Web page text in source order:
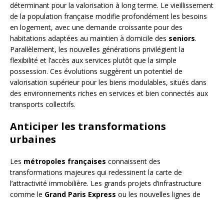
déterminant pour la valorisation à long terme. Le vieillissement
de la population française modifie profondément les besoins
en logement, avec une demande croissante pour des
habitations adaptées au maintien à domicile des seniors.
Parallèlement, les nouvelles générations privilégient la
flexibilité et l’accès aux services plutôt que la simple
possession. Ces évolutions suggèrent un potentiel de
valorisation supérieur pour les biens modulables, situés dans
des environnements riches en services et bien connectés aux
transports collectifs.
Anticiper les transformations
urbaines
Les métropoles françaises connaissent des
transformations majeures qui redessinent la carte de
l’attractivité immobilière. Les grands projets d’infrastructure
comme le Grand Paris Express ou les nouvelles lignes de